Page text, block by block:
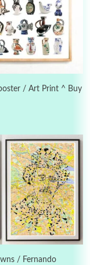
/ Art Print ^ Buy
/ Fernando
| John Cage,
William Blake,
Brown, 2015